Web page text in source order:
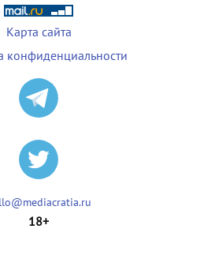
Карта сайта
конфиденциальности
18+